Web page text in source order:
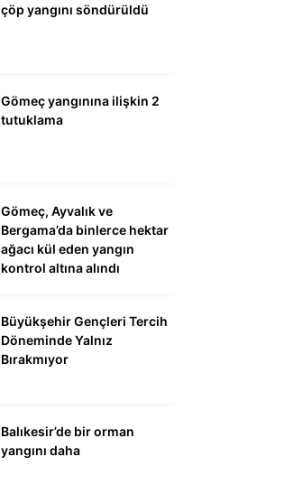
çöp yangını söndürüldü
Gömeç yangınına ilişkin 2
tutuklama
Gömeç, Ayvalık ve
Bergama’da binlerce hektar
ağacı kül eden yangın
kontrol altına alındı
Büyükşehir Gençleri Tercih
Döneminde Yalnız
Bırakmıyor
Balıkesir’de bir orman
yangını daha